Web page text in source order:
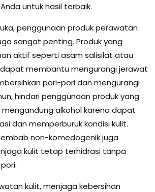
untuk hasil terbaik.
penggunaan produk perawatan
sangat penting. Produk yang
aktif seperti asam salisilat atau
membantu mengurangi jerawat
pori-pori dan mengurangi
hindari penggunaan produk yang
alkohol karena dapat
dan memperburuk kondisi kulit.
non-komedogenik juga
kulit tetap terhidrasi tanpa
kulit, menjaga kebersihan